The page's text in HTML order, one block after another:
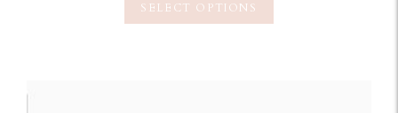
SELECT OPTIONS